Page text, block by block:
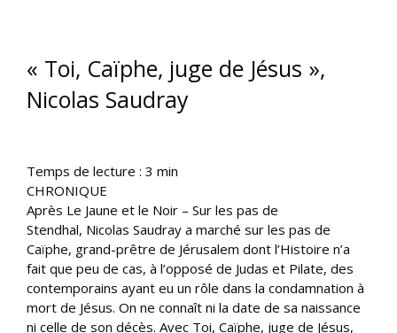
« Toi, Caïphe, juge de Jésus »,
Nicolas Saudray
Temps de lecture : 3 min
CHRONIQUE
Après Le Jaune et le Noir – Sur les pas de
Stendhal, Nicolas Saudray a marché sur les pas de
Caïphe, grand-prêtre de Jérusalem dont l’Histoire n’a
fait que peu de cas, à l’opposé de Judas et Pilate, des
contemporains ayant eu un rôle dans la condamnation à
mort de Jésus. On ne connaît ni la date de sa naissance
ni celle de son décès. Avec Toi, Caïphe, juge de Jésus,